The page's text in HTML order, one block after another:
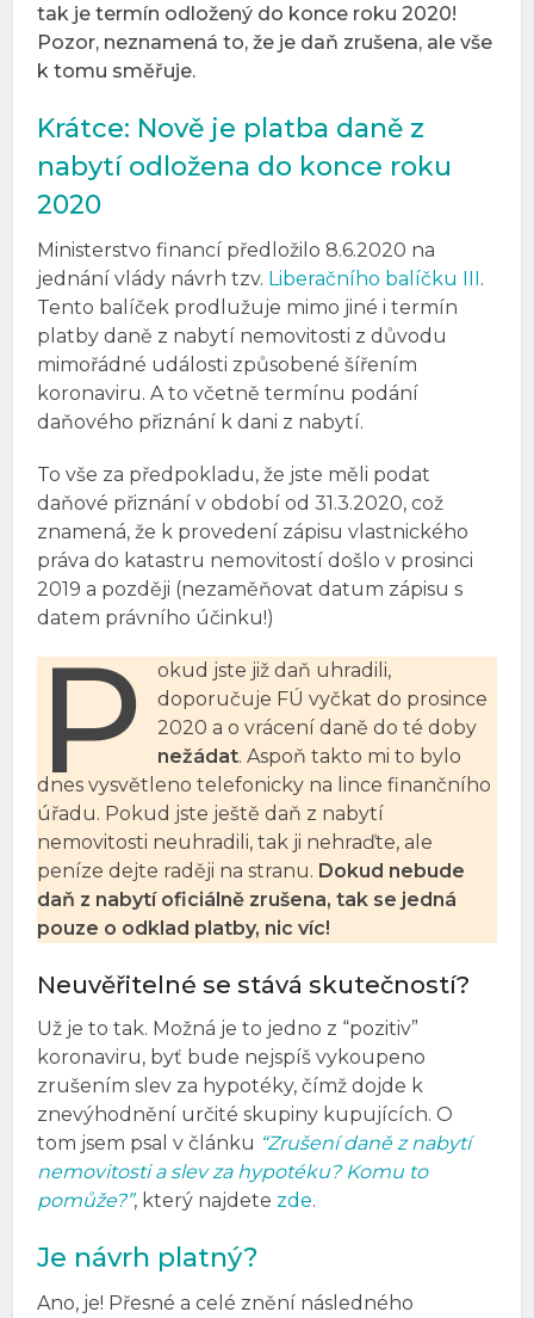
tak je termín odložený do konce roku 2020!
Pozor, neznamená to, že je daň zrušena, ale vše
k tomu směřuje.
Krátce: Nově je platba daně z
nabytí odložena do konce roku
2020
Ministerstvo financí předložilo 8.6.2020 na
jednání vlády návrh tzv. Liberačního balíčku III.
Tento balíček prodlužuje mimo jiné i termín
platby daně z nabytí nemovitosti z důvodu
mimořádné události způsobené šířením
koronaviru. A to včetně termínu podání
daňového přiznání k dani z nabytí.
To vše za předpokladu, že jste měli podat
daňové přiznání v období od 31.3.2020, což
znamená, že k provedení zápisu vlastnického
práva do katastru nemovitostí došlo v prosinci
2019 a později (nezaměňovat datum zápisu s
datem právního účinku!)
P okud jste již daň uhradili,
doporučuje FÚ vyčkat do prosince
2020 a o vrácení daně do té doby
nežádat. Aspoň takto mi to bylo
dnes vysvětleno telefonicky na lince finančního
úřadu. Pokud jste ještě daň z nabytí
nemovitosti neuhradili, tak ji nehraďte, ale
peníze dejte raději na stranu. Dokud nebude
daň z nabytí oficiálně zrušena, tak se jedná
pouze o odklad platby, nic víc!
Neuvěřitelné se stává skutečností?
Už je to tak. Možná je to jedno z “pozitiv”
koronaviru, byť bude nejspíš vykoupeno
zrušením slev za hypotéky, čímž dojde k
znevýhodnění určité skupiny kupujících. O
tom jsem psal v článku “Zrušení daně z nabytí
nemovitosti a slev za hypotéku? Komu to
pomůže?”, který najdete zde.
Je návrh platný?
Ano, je! Přesné a celé znění následného